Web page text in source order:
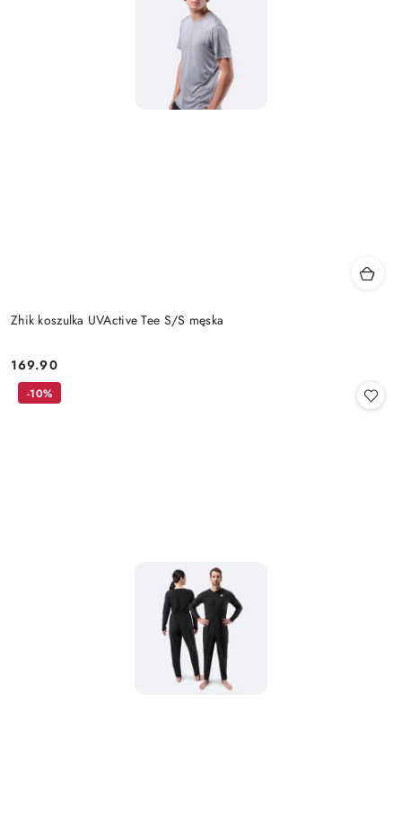
Zhik koszulka UVActive Tee S/S męska
Cena:
169.90
-10%